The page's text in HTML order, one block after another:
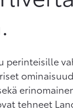
perinteisille
tehneet